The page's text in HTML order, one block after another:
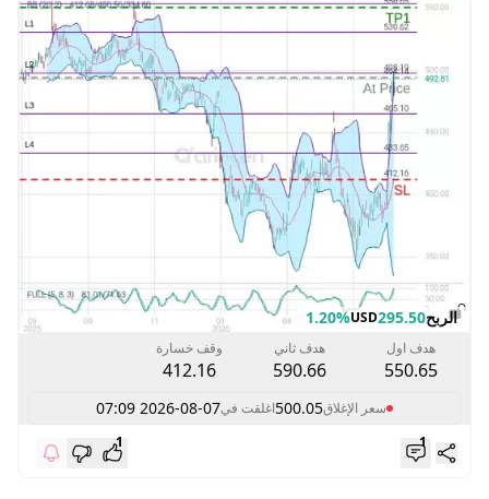
الربح295.50
USD
1.20%
هدف اول
550.65
هدف ثاني
590.66
وقف خسارة
412.16
سعر الإغلاق500.05اغلقت في2026-08-07 07:09
1
1